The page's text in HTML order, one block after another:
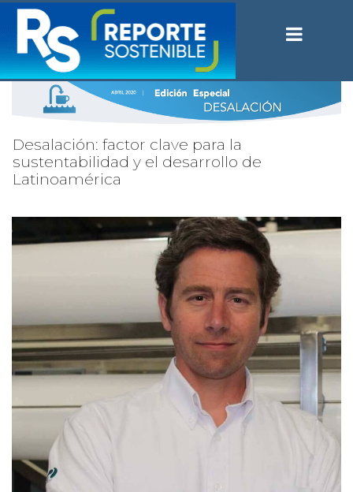
Desalación: factor clave para la
sustentabilidad y el desarrollo de
Latinoamérica